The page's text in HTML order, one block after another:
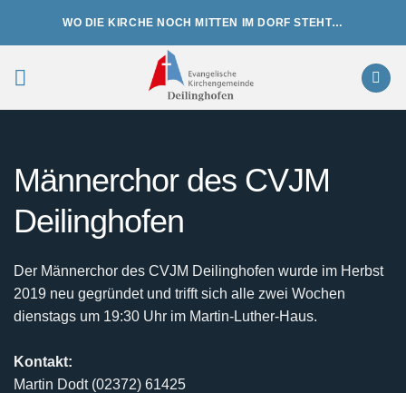
WO DIE KIRCHE NOCH MITTEN IM DORF STEHT…
Männerchor des CVJM
Deilinghofen
Der Männerchor des CVJM Deilinghofen wurde im Herbst
2019 neu gegründet und trifft sich alle zwei Wochen
dienstags um 19:30 Uhr im Martin-Luther-Haus.
Kontakt:
Martin Dodt (02372) 61425